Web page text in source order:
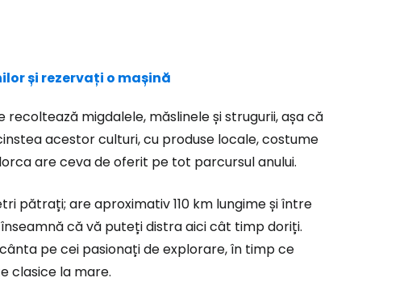
și rezervați o mașină
migdalele, măslinele și strugurii, așa că
acestor culturi, cu produse locale, costume
are ceva de oferit pe tot parcursul anului.
pătrați; are aproximativ 110 km lungime și între
că vă puteți distra aici cât timp doriți.
pe cei pasionați de explorare, în timp ce
clasice la mare.
Continuați cu Facebook
Continuați cu e-mailul